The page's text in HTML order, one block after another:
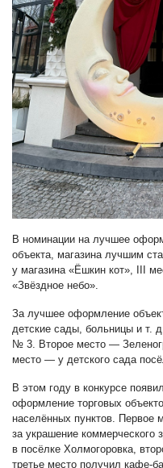
В номинации на лучшее
объекта, магазина лучшим
у магазина «Ёшкин кот», III
«Звёздное небо».
За лучшее оформление
детские сады, больницы и т.
№ 3. Второе место —
место — у детского сада
В этом году в конкурсе
оформление торговых
населённых пунктов.
за украшение коммерческого
в посёлке Холмогоровка,
третье место получил кафе-